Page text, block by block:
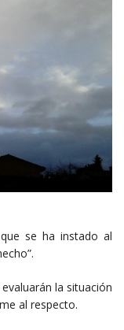
se ha instado al
la situación
al respecto.